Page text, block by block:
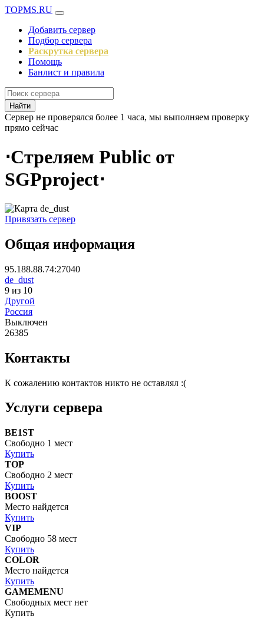
TOPMS.RU
Добавить сервер
Подбор сервера
Раскрутка сервера
Помощь
Банлист и правила
Найти
Сервер не проверялся более 1 часа, мы выполняем проверку
прямо сейчас
⋅Стреляем Public от
SGPproject⋅
Привязать сервер
Общая информация
95.188.88.74:27040
de_dust
9 из 10
Другой
Россия
Выключен
26385
Контакты
К сожалению контактов никто не оставлял :(
Услуги сервера
BE1ST
Свободно 1 мест
Купить
TOP
Свободно 2 мест
Купить
BOOST
Место найдется
Купить
VIP
Свободно 58 мест
Купить
COLOR
Место найдется
Купить
GAMEMENU
Свободных мест нет
Купить